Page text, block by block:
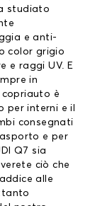
studiato
e anti-
color grigio
e raggi UV. E
in
è
per interni e il
consegnati
e per
Q7 sia
ciò che
alle